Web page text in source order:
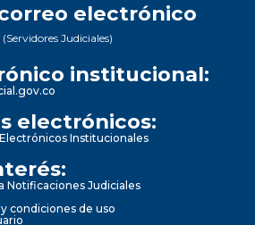
electrónico
(Servidores Judiciales)
institucional:
electrónicos:
Institucionales
Notificaciones Judiciales
condiciones de uso